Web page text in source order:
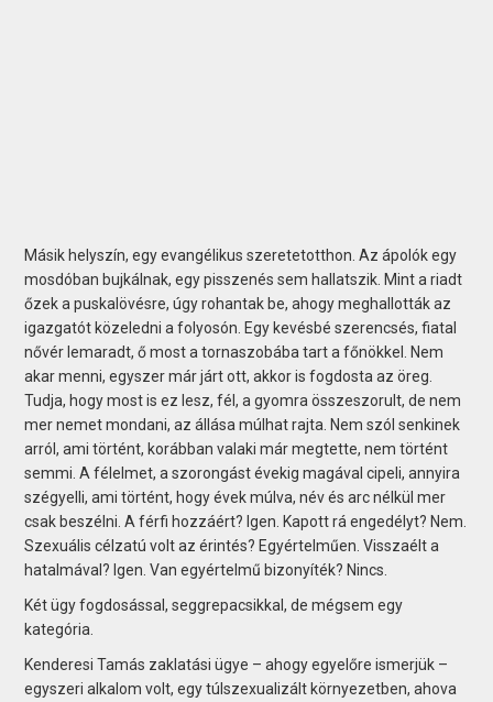
Másik helyszín, egy evangélikus szeretetotthon. Az ápolók egy
mosdóban bujkálnak, egy pisszenés sem hallatszik. Mint a riadt
őzek a puskalövésre, úgy rohantak be, ahogy meghallották az
igazgatót közeledni a folyosón. Egy kevésbé szerencsés, fiatal
nővér lemaradt, ő most a tornaszobába tart a főnökkel. Nem
akar menni, egyszer már járt ott, akkor is fogdosta az öreg.
Tudja, hogy most is ez lesz, fél, a gyomra összeszorult, de nem
mer nemet mondani, az állása múlhat rajta. Nem szól senkinek
arról, ami történt, korábban valaki már megtette, nem történt
semmi. A félelmet, a szorongást évekig magával cipeli, annyira
szégyelli, ami történt, hogy évek múlva, név és arc nélkül mer
csak beszélni. A férfi hozzáért? Igen. Kapott rá engedélyt? Nem.
Szexuális célzatú volt az érintés? Egyértelműen. Visszaélt a
hatalmával? Igen. Van egyértelmű bizonyíték? Nincs.
Két ügy fogdosással, seggrepacsikkal, de mégsem egy
kategória.
Kenderesi Tamás zaklatási ügye – ahogy egyelőre ismerjük –
egyszeri alkalom volt, egy túlszexualizált környezetben, ahova